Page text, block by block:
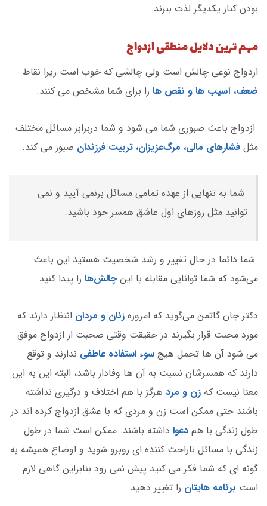
بودن کنار یکدیگر لذت ببرند.
مهم ترین دلایل منطقی ازدواج
ازدواج نوعی چالش است ولی چالشی که خوب است زیرا نقاط
ضعف، آسیب ها و نقص ها را برای شما مشخص می کنند.
ازدواج باعث صبوری شما می ‌شود و شما دربرابر مسائل مختلف
مثل فشارهای مالی، مرگ‌عزیزان، تربیت فرزندان صبور می کند.
شما به تنهایی از عهده تمامی مسائل برنمی آیید و نمی
توانید مثل روزهای اول عاشق همسر خود باشید.
شما دائما در حال تغییر و رشد شخصیت هستید این باعث
می‌شود که شما توانایی مقابله با این چالش‌ها را پیدا کنید.
دکتر جان گاتمن می‌گوید که امروزه زنان و مردان انتظار دارند که
مورد محبت قرار بگیرند در حقیقت وقتی صحبت از ازدواج موفق
می شود آن ها تحمل هیچ سوء استفاده عاطفی ندارند و توقع
دارند که همسرشان نسبت به آن ها وفادار باشد، البته این به این
معنا نیست که زن و مرد هرگز با هم اختلاف و درگیری نداشته
باشند حتی ممکن است زن و مردی که با عشق ازدواج کرده اند در
طول زندگی با هم دعوا داشته باشند. ممکن است شما در طول
زندگی با مسائل ناراحت کننده ای روبرو شوید و اوضاع همیشه به
گونه ای که شما فکر می کنید پیش نمی رود بنابراین گاهی لازم
است برنامه هایتان را تغییر دهید.